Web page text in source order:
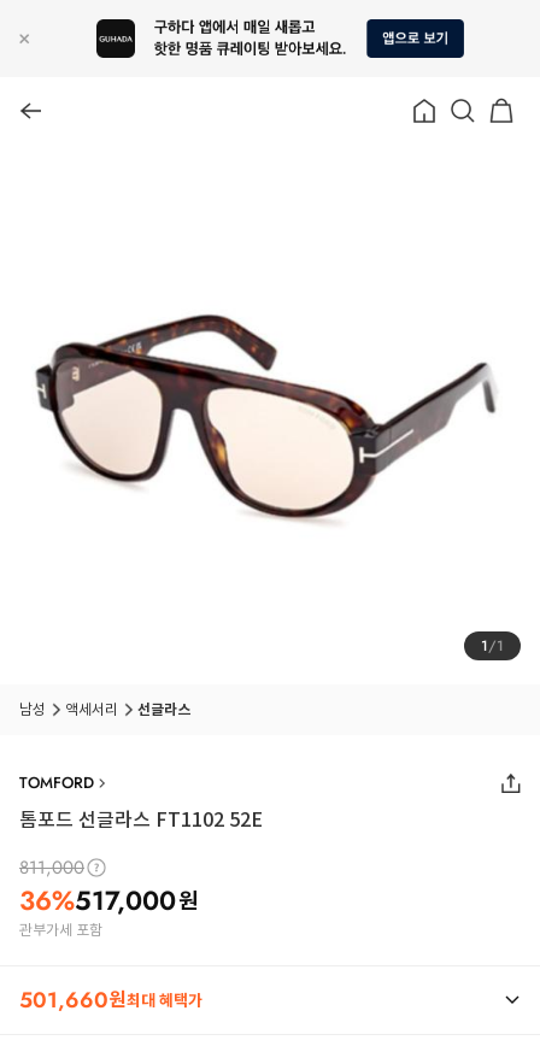
1/1
남성 액세서리 선글라스
TOMFORD
톰포드 선글라스 FT1102 52E
811,000
36%517,000원
관부가세 포함
501,660원최대 혜택가